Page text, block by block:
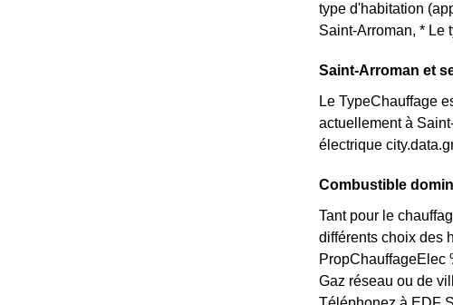
type d'habitation
Saint-Arroman, * Le
Saint-Arroman et
Le TypeChauffage
actuellement à
électrique
Combustible
Tant pour le
différents choix des
PropChauffageElec
Gaz réseau ou de